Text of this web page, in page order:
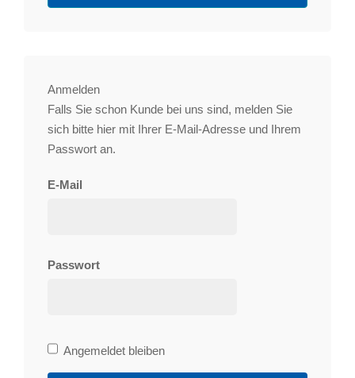
Anmelden
Falls Sie schon Kunde bei uns sind, melden Sie
sich bitte hier mit Ihrer E-Mail-Adresse und Ihrem
Passwort an.
E-Mail
Passwort
Bleibe
angemeldet
Angemeldet bleiben